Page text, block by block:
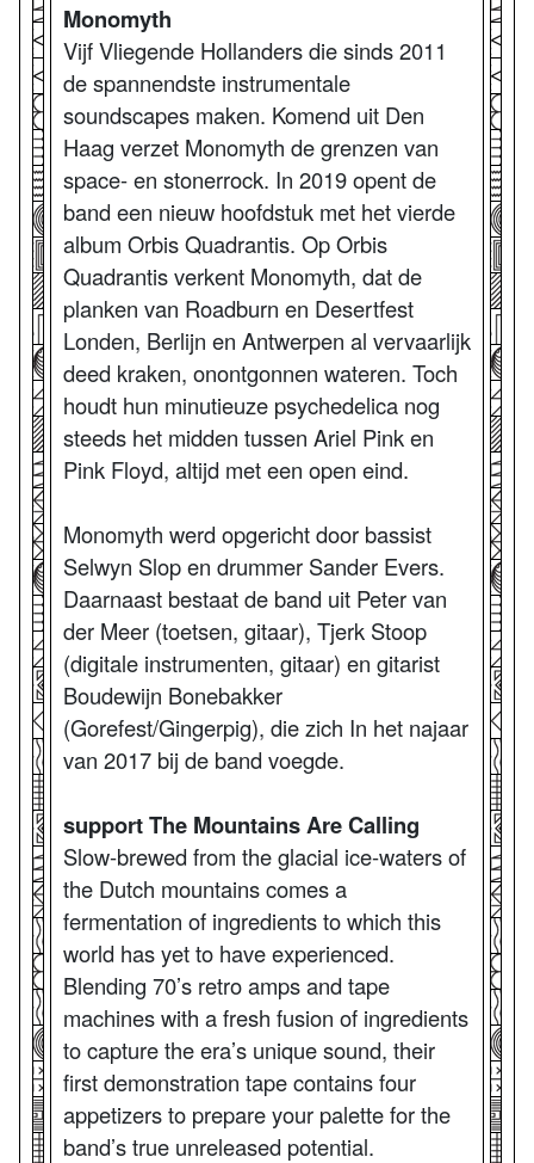
Monomyth
Vijf Vliegende Hollanders die sinds 2011
de spannendste instrumentale
soundscapes maken. Komend uit Den
Haag verzet Monomyth de grenzen van
space- en stonerrock. In 2019 opent de
band een nieuw hoofdstuk met het vierde
album Orbis Quadrantis. Op Orbis
Quadrantis verkent Monomyth, dat de
planken van Roadburn en Desertfest
Londen, Berlijn en Antwerpen al vervaarlijk
deed kraken, onontgonnen wateren. Toch
houdt hun minutieuze psychedelica nog
steeds het midden tussen Ariel Pink en
Pink Floyd, altijd met een open eind.
Monomyth werd opgericht door bassist
Selwyn Slop en drummer Sander Evers.
Daarnaast bestaat de band uit Peter van
der Meer (toetsen, gitaar), Tjerk Stoop
(digitale instrumenten, gitaar) en gitarist
Boudewijn Bonebakker
(Gorefest/Gingerpig), die zich In het najaar
van 2017 bij de band voegde.
support The Mountains Are Calling
Slow-brewed from the glacial ice-waters of
the Dutch mountains comes a
fermentation of ingredients to which this
world has yet to have experienced.
Blending 70’s retro amps and tape
machines with a fresh fusion of ingredients
to capture the era’s unique sound, their
first demonstration tape contains four
appetizers to prepare your palette for the
band’s true unreleased potential.